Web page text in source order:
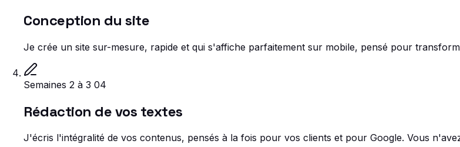
Conception du site
Je crée un site sur-mesure, rapide et qui s'affiche parfaitement sur mobile, pensé pour
Semaines 2 à 3 04
Rédaction de vos textes
J'écris l'intégralité de vos contenus, pensés à la fois pour vos clients et pour Google. Vous